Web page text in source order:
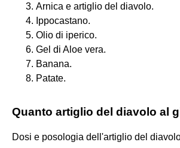
Arnica e artiglio del diavolo.
Ippocastano.
Olio di iperico.
Gel di Aloe vera.
Banana.
Patate.
Quanto artiglio del diavolo al
Dosi e posologia dell'artiglio del